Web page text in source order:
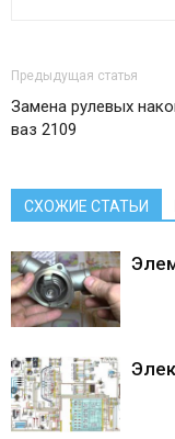
Предыдущая статья
Замена рулевых
ваз 2109
СХОЖИЕ СТАТЬИ